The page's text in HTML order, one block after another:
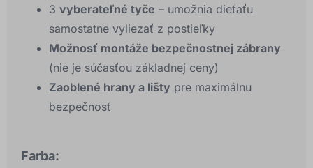
3 vyberateľné tyče – umožnia dieťaťu
samostatne vyliezať z postieľky
Možnosť montáže bezpečnostnej zábrany
(nie je súčasťou základnej ceny)
Zaoblené hrany a lišty pre maximálnu
bezpečnosť
Farba: